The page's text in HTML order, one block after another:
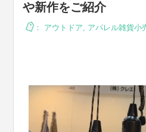
や新作をご紹介
： アウトドア, アパレル雑貨小